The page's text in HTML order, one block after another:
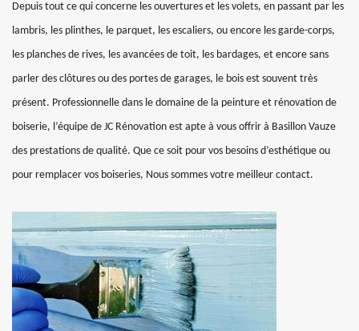
Depuis tout ce qui concerne les ouvertures et les volets, en passant par les
lambris, les plinthes, le parquet, les escaliers, ou encore les garde-corps,
les planches de rives, les avancées de toit, les bardages, et encore sans
parler des clôtures ou des portes de garages, le bois est souvent très
présent. Professionnelle dans le domaine de la peinture et rénovation de
boiserie, l’équipe de JC Rénovation est apte à vous offrir à Basillon Vauze
des prestations de qualité. Que ce soit pour vos besoins d’esthétique ou
pour remplacer vos boiseries, Nous sommes votre meilleur contact.